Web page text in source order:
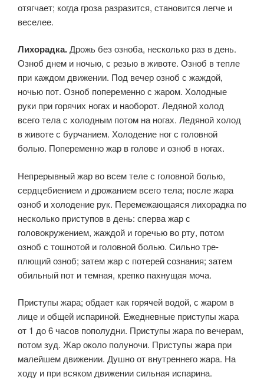
отягчает; когда гро­за разразится, становится легче и
веселее.
Лихорадка.Дрожь без озноба, несколько раз в день.
Озноб днем и ночью, с резью в животе. Озноб в тепле
при каждом движе­нии. Под вечер озноб с жаждой,
ночью пот. Озноб попеременно с жаром. Холодные
руки при горячих ногах и наоборот. Ледяной холод
всего тела с холодным потом на ногах. Ледяной холод
в животе с бурчанием. Холодение ног с головной
болью. Поперемен­но жар в голове и озноб в ногах.
Непрерывный жар во всем теле с головной болью,
сердцебиением и дрожанием всего тела; после жара
озноб и холодение рук. Перемежающаяся лихорадка по
несколько приступов в день: сперва жар с
головокружением, жаждой и горе­чью во рту, потом
озноб с тошнотой и головной болью. Сильно тре­
плющий озноб; затем жар с потерей сознания; затем
обильный пот и темная, крепко пахнущая моча.
Приступы жара; обдает как горячей водой, с жаром в
лице и общей испариной. Ежедневные приступы жара
от 1 до 6 часов пополудни. Приступы жара по вечерам,
потом зуд. Жар около полуночи. Приступы жара при
малейшем движении. Душно от внутреннего жара. На
ходу и при всяком движении силь­ная испарина.